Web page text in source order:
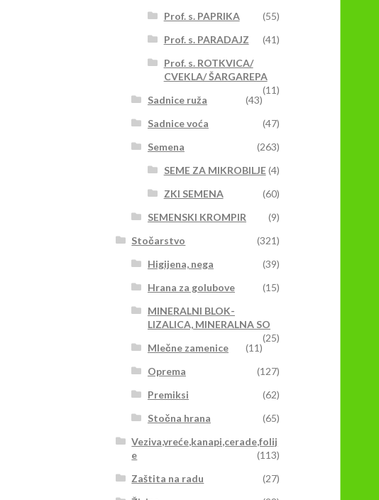
Prof. s. PAPRIKA
(55)
Prof. s. PARADAJZ
(41)
Prof. s. ROTKVICA/
CVEKLA/ ŠARGAREPA
(11)
Sadnice ruža
(43)
Sadnice voća
(47)
Semena
(263)
SEME ZA MIKROBILJE(4)
ZKI SEMENA
(60)
SEMENSKI KROMPIR
(9)
Stočarstvo
(321)
Higijena, nega
(39)
Hrana za golubove
(15)
MINERALNI BLOK-
LIZALICA, MINERALNA SO
(25)
Mlečne zamenice
(11)
Oprema
(127)
Premiksi
(62)
Stočna hrana
(65)
Veziva,vreće,kanapi,cerade,folij
e
(113)
Zaštita na radu
(27)